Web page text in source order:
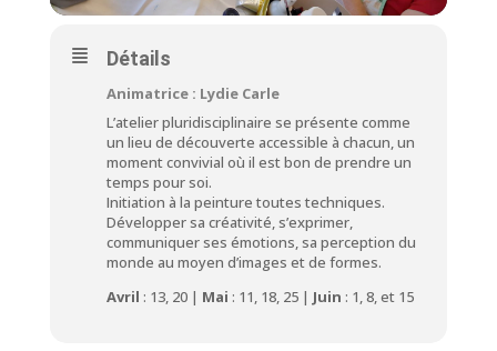
Détails
Animatrice : Lydie Carle
L’atelier pluridisciplinaire se présente comme
un lieu de découverte accessible à chacun, un
moment convivial où il est bon de prendre un
temps pour soi.
Initiation à la peinture toutes techniques.
Développer sa créativité, s’exprimer,
communiquer ses émotions, sa perception du
monde au moyen d’images et de formes.
Avril : 13, 20 | Mai : 11, 18, 25 | Juin : 1, 8, et 15